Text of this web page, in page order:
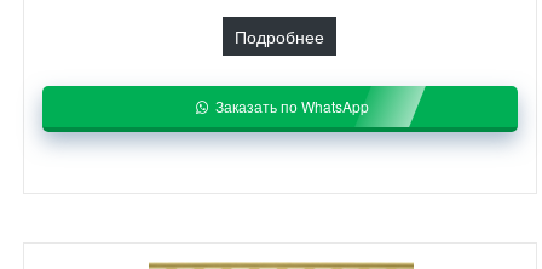
Подробнее
Заказать по WhatsApp